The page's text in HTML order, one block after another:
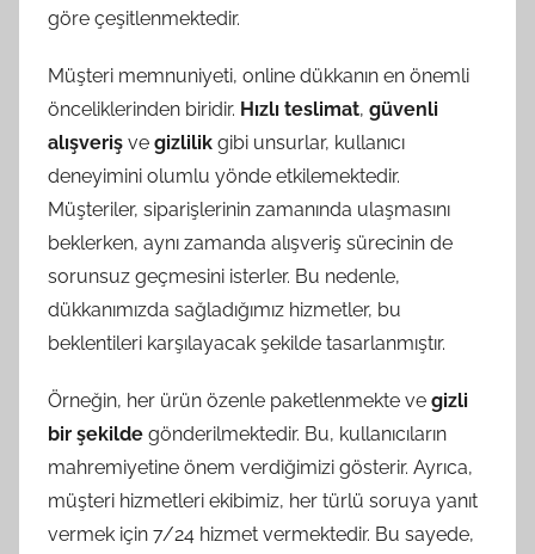
göre çeşitlenmektedir.
Müşteri memnuniyeti, online dükkanın en önemli
önceliklerinden biridir. Hızlı teslimat, güvenli
alışveriş ve gizlilik gibi unsurlar, kullanıcı
deneyimini olumlu yönde etkilemektedir.
Müşteriler, siparişlerinin zamanında ulaşmasını
beklerken, aynı zamanda alışveriş sürecinin de
sorunsuz geçmesini isterler. Bu nedenle,
dükkanımızda sağladığımız hizmetler, bu
beklentileri karşılayacak şekilde tasarlanmıştır.
Örneğin, her ürün özenle paketlenmekte ve gizli
bir şekilde gönderilmektedir. Bu, kullanıcıların
mahremiyetine önem verdiğimizi gösterir. Ayrıca,
müşteri hizmetleri ekibimiz, her türlü soruya yanıt
vermek için 7/24 hizmet vermektedir. Bu sayede,